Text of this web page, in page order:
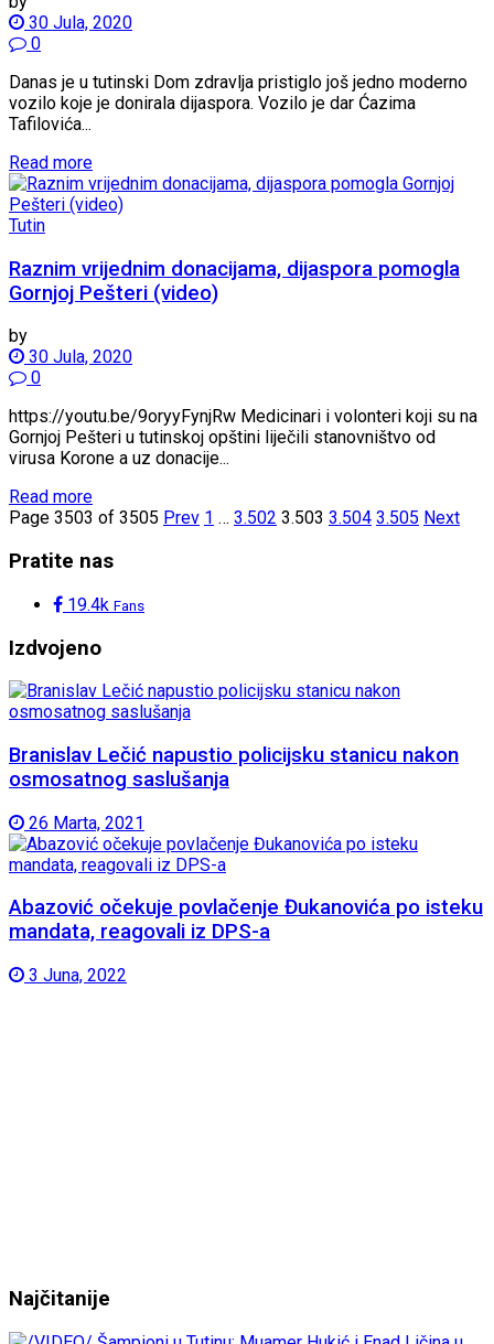
30 Jula, 2020
0
Danas je u tutinski Dom zdravlja pristiglo još jedno moderno
vozilo koje je donirala dijaspora. Vozilo je dar Ćazima
Tafilovića...
Read more
Tutin
Raznim vrijednim donacijama, dijaspora pomogla
Gornjoj Pešteri (video)
by
30 Jula, 2020
0
https://youtu.be/9oryyFynjRw Medicinari i volonteri koji su na
Gornjoj Pešteri u tutinskoj opštini liječili stanovništvo od
virusa Korone a uz donacije...
Read more
Page 3503 of 3505 Prev 1 … 3.502 3.503 3.504 3.505 Next
Pratite nas
19.4k Fans
Izdvojeno
Branislav Lečić napustio policijsku stanicu nakon
osmosatnog saslušanja
26 Marta, 2021
Abazović očekuje povlačenje Đukanovića po isteku
mandata, reagovali iz DPS-a
3 Juna, 2022
Najčitanije